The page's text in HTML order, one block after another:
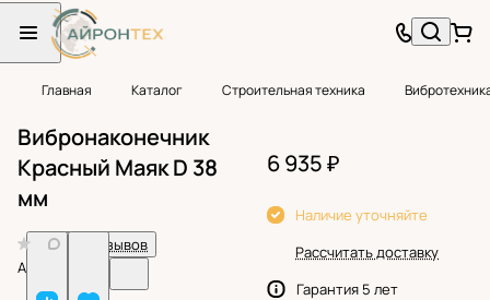
Главная Каталог Строительная техника
Вибронаконечник
Красный Маяк D 38
мм
Нет отзывов
Арт.
6 935 ₽
Наличие уточняйте
Рассчитать доставку
Гарантия 5 лет